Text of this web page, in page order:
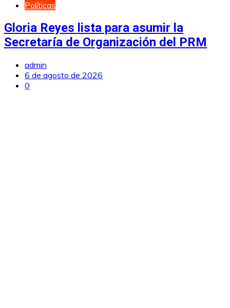
Políticas
Gloria Reyes lista para asumir la
Secretaría de Organización del PRM
admin
6 de agosto de 2026
0